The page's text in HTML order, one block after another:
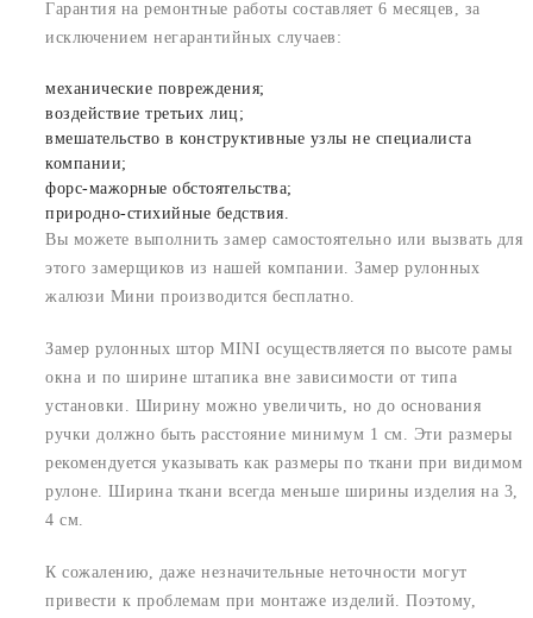
Гарантия на ремонтные работы составляет 6 месяцев, за
исключением негарантийных случаев:
механические повреждения;
воздействие третьих лиц;
вмешательство в конструктивные узлы не специалиста
компании;
форс-мажорные обстоятельства;
природно-стихийные бедствия.
Вы можете выполнить замер самостоятельно или вызвать для
этого замерщиков из нашей компании. Замер рулонных
жалюзи Мини производится бесплатно.
Замер рулонных штор MINI осуществляется по высоте рамы
окна и по ширине штапика вне зависимости от типа
установки. Ширину можно увеличить, но до основания
ручки должно быть расстояние минимум 1 см. Эти размеры
рекомендуется указывать как размеры по ткани при видимом
рулоне. Ширина ткани всегда меньше ширины изделия на 3,
4 см.
К сожалению, даже незначительные неточности могут
привести к проблемам при монтаже изделий. Поэтому,